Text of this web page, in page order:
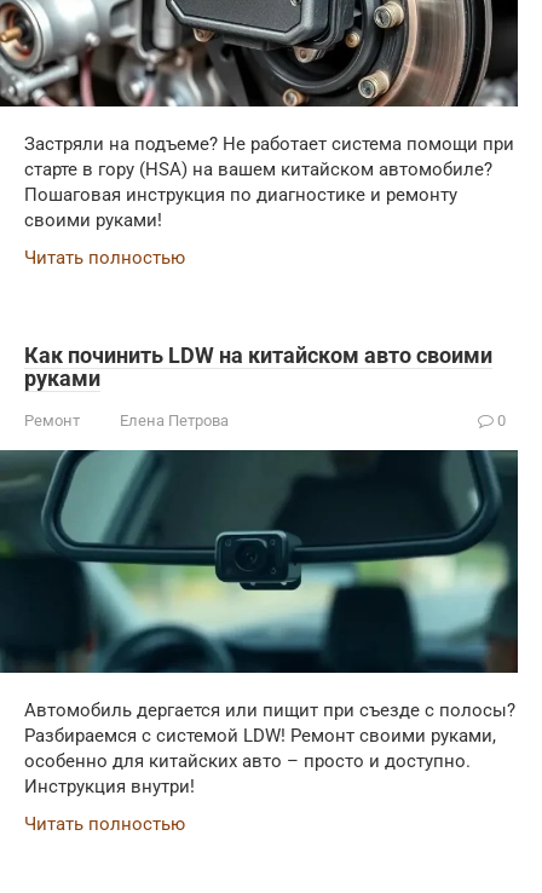
Застряли на подъеме? Не работает система помощи при
старте в гору (HSA) на вашем китайском автомобиле?
Пошаговая инструкция по диагностике и ремонту
своими руками!
Читать полностью
Как починить LDW на китайском авто своими
руками
Ремонт Елена Петрова 0
Автомобиль дергается или пищит при съезде с полосы?
Разбираемся с системой LDW! Ремонт своими руками,
особенно для китайских авто – просто и доступно.
Инструкция внутри!
Читать полностью